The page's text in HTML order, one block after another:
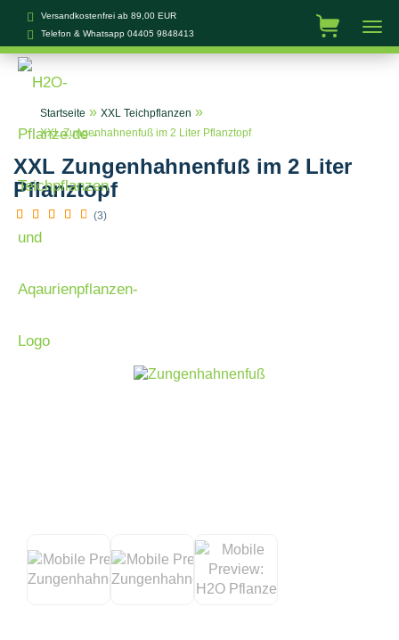
Versandkostenfrei ab 89,00 EUR
Telefon & Whatsapp 04405 9848413
Startseite » XXL Teichpflanzen »
XXL Zungenhahnenfuß im 2 Liter Pflanztopf
XXL Zungenhahnenfuß im 2 Liter
Pflanztopf
(3)